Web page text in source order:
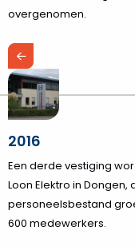
overgenomen.
2016
Een derde vestiging
Loon Elektro in Dongen,
personeelsbestand
600 medewerkers.